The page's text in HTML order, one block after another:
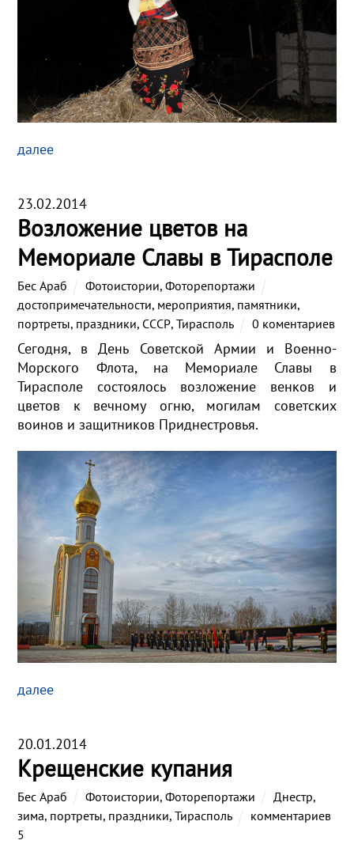
далее
23.02.2014
Возложение цветов на
Мемориале Славы в Тирасполе
Бес Араб Фотоистории,Фоторепортажи
достопримечательности, мероприятия, памятники,
портреты, праздники, СССР,Тирасполь 0 коментариев
Сегодня, в День Советской Армии и Военно-
Морского Флота, на Мемориале Славы в
Тирасполе состоялось возложение венков и
цветов к вечному огню, могилам советских
воинов и защитников Приднестровья.
далее
20.01.2014
Крещенские купания
Бес Араб Фотоистории,Фоторепортажи Днестр,
зима, портреты, праздники,Тирасполь
комментариев
5